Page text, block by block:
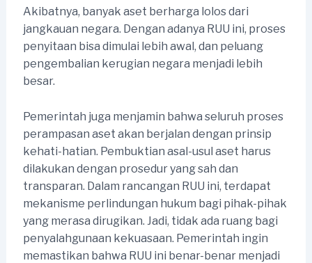
Akibatnya, banyak aset berharga lolos dari
jangkauan negara. Dengan adanya RUU ini, proses
penyitaan bisa dimulai lebih awal, dan peluang
pengembalian kerugian negara menjadi lebih
besar.
Pemerintah juga menjamin bahwa seluruh proses
perampasan aset akan berjalan dengan prinsip
kehati-hatian. Pembuktian asal-usul aset harus
dilakukan dengan prosedur yang sah dan
transparan. Dalam rancangan RUU ini, terdapat
mekanisme perlindungan hukum bagi pihak-pihak
yang merasa dirugikan. Jadi, tidak ada ruang bagi
penyalahgunaan kekuasaan. Pemerintah ingin
memastikan bahwa RUU ini benar-benar menjadi